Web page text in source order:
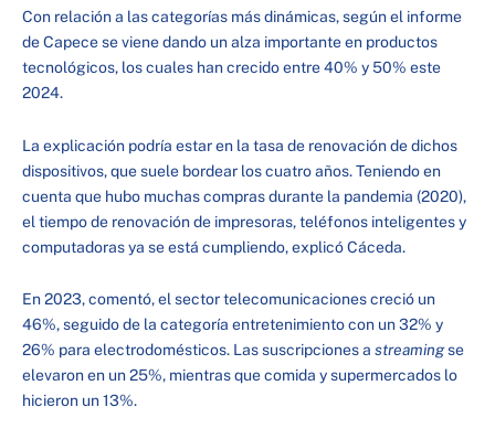
Con relación a las categorías más dinámicas, según el informe
de Capece se viene dando un alza importante en productos
tecnológicos, los cuales han crecido entre 40% y 50% este
2024.
La explicación podría estar en la tasa de renovación de dichos
dispositivos, que suele bordear los cuatro años. Teniendo en
cuenta que hubo muchas compras durante la pandemia (2020),
el tiempo de renovación de impresoras, teléfonos inteligentes y
computadoras ya se está cumpliendo, explicó Cáceda.
En 2023, comentó, el sector telecomunicaciones creció un
46%, seguido de la categoría entretenimiento con un 32% y
26% para electrodomésticos. Las suscripciones a streamingse
elevaron en un 25%, mientras que comida y supermercados lo
hicieron un 13%.